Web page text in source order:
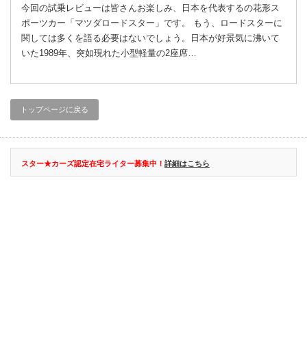
今回の試乗レビューは皆さんお楽しみ、日本を代表するの花形ス
ポーツカー「マツダロードスター」です。 もう、ロードスターに
関しては多くを語る必要はないでしょう。日本が好景気に沸いて
いた1989年、突如現れた小型軽量の2座席…
トップページに戻る
スター★カーズ認定在宅ライター募集中！ 詳細はこちら